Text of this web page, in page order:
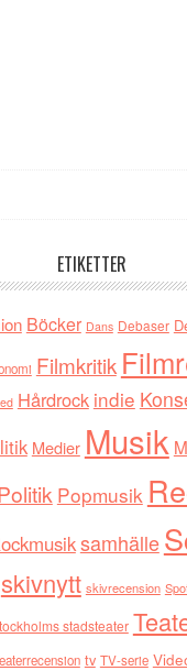
ETIKETTER
Böcker Dans Debaser
Filmkritik
Hårdrock indie
Medier Musik
Popmusik
samhälle
skivnytt skivrecension
stadsteater
tv TV-serie